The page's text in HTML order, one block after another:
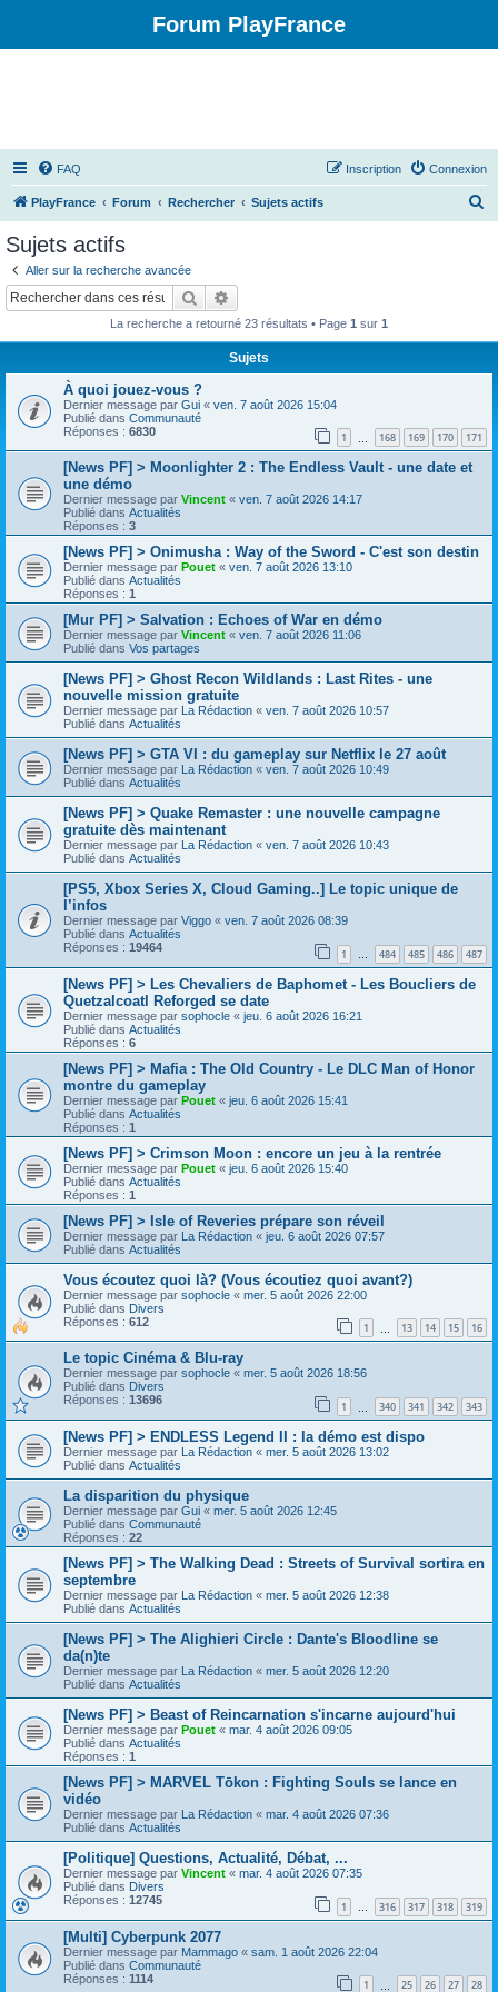
Forum PlayFrance
FAQ Connexion
Inscription
PlayFrance Forum Rechercher Sujets actifs
Sujets actifs
Aller sur la recherche avancée
Rechercher
La recherche a retourné 23 résultats • Page 1 sur 1
Sujets
À quoi jouez-vous ?
Dernier message par Gui « ven. 7 août 2026 15:04
Publié dans Communauté
Réponses : 6830 1 168 169 170 171
[News PF] > Moonlighter 2 : The Endless Vault - une date et
une démo
Dernier message par Vincent « ven. 7 août 2026 14:17
Publié dans Actualités
Réponses : 3
[News PF] > Onimusha : Way of the Sword - C'est son destin
Dernier message par Pouet « ven. 7 août 2026 13:10
Publié dans Actualités
Réponses : 1
[Mur PF] > Salvation : Echoes of War en démo
Dernier message par Vincent « ven. 7 août 2026 11:06
Publié dans Vos partages
[News PF] > Ghost Recon Wildlands : Last Rites - une
nouvelle mission gratuite
Dernier message par La Rédaction « ven. 7 août 2026 10:57
Publié dans Actualités
[News PF] > GTA VI : du gameplay sur Netflix le 27 août
Dernier message par La Rédaction « ven. 7 août 2026 10:49
Publié dans Actualités
[News PF] > Quake Remaster : une nouvelle campagne
gratuite dès maintenant
Dernier message par La Rédaction « ven. 7 août 2026 10:43
Publié dans Actualités
[PS5, Xbox Series X, Cloud Gaming..] Le topic unique de
l’infos
Dernier message par Viggo « ven. 7 août 2026 08:39
Publié dans Actualités
Réponses : 19464 1 … 484 485 486 487
[News PF] > Les Chevaliers de Baphomet - Les Boucliers de
Quetzalcoatl Reforged se date
Dernier message par sophocle « jeu. 6 août 2026 16:21
Publié dans Actualités
Réponses : 6
[News PF] > Mafia : The Old Country - Le DLC Man of Honor
montre du gameplay
Dernier message par Pouet « jeu. 6 août 2026 15:41
Publié dans Actualités
Réponses : 1
[News PF] > Crimson Moon : encore un jeu à la rentrée
Dernier message par Pouet « jeu. 6 août 2026 15:40
Publié dans Actualités
Réponses : 1
[News PF] > Isle of Reveries prépare son réveil
Dernier message par La Rédaction « jeu. 6 août 2026 07:57
Publié dans Actualités
Vous écoutez quoi là? (Vous écoutiez quoi avant?)
Dernier message par sophocle « mer. 5 août 2026 22:00
Publié dans Divers
Réponses : 612 1 13 14 15 16
Le topic Cinéma & Blu-ray
Dernier message par sophocle « mer. 5 août 2026 18:56
Publié dans Divers
Réponses : 13696 1 340 341 342 343
[News PF] > ENDLESS Legend II : la démo est dispo
Dernier message par La Rédaction « mer. 5 août 2026 13:02
Publié dans Actualités
La disparition du physique
Dernier message par Gui « mer. 5 août 2026 12:45
Publié dans Communauté
Réponses : 22
[News PF] > The Walking Dead : Streets of Survival sortira en
septembre
Dernier message par La Rédaction « mer. 5 août 2026 12:38
Publié dans Actualités
[News PF] > The Alighieri Circle : Dante's Bloodline se
da(n)te
Dernier message par La Rédaction « mer. 5 août 2026 12:20
Publié dans Actualités
[News PF] > Beast of Reincarnation s'incarne aujourd'hui
Dernier message par Pouet « mar. 4 août 2026 09:05
Publié dans Actualités
Réponses : 1
[News PF] > MARVEL Tōkon : Fighting Souls se lance en
vidéo
Dernier message par La Rédaction « mar. 4 août 2026 07:36
Publié dans Actualités
[Politique] Questions, Actualité, Débat, ...
Dernier message par Vincent « mar. 4 août 2026 07:35
Publié dans Divers
Réponses : 12745 1 … 316 317 318 319
[Multi] Cyberpunk 2077
Dernier message par Mammago « sam. 1 août 2026 22:04
Publié dans Communauté
Réponses : 1114 1 25 26 27 28